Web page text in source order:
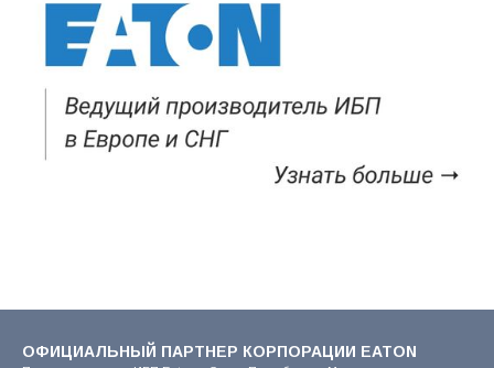
ОФИЦИАЛЬНЫЙ ПАРТНЕР КОРПОРАЦИИ EATON